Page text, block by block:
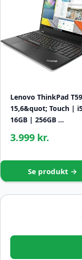
Lenovo ThinkPad
15,6&quot; Touch |
16GB | 256GB …
3.999 kr.
Se produkt →